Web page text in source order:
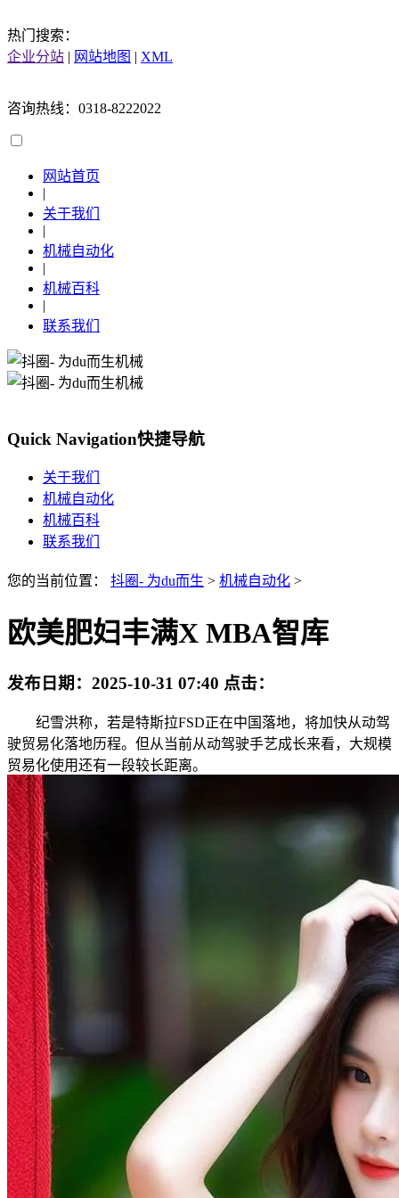
热门搜索：
企业分站 | 网站地图 | XML
咨询热线：0318-8222022
网站首页
|
关于我们
|
机械自动化
|
机械百科
|
联系我们
Quick Navigation快捷导航
关于我们
机械自动化
机械百科
联系我们
您的当前位置： 抖圈- 为du而生 > 机械自动化 >
欧美肥妇丰满X MBA智库
发布日期： 2025-10-31 07:40 点击：
纪雪洪称，若是特斯拉FSD正在中国落地，将加快从动驾
驶贸易化落地历程。但从当前从动驾驶手艺成长来看，大规模
贸易化使用还有一段较长距离。